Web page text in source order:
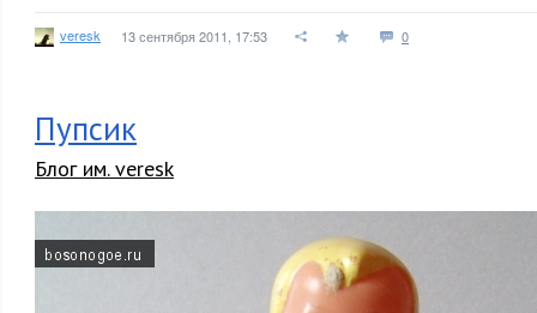
veresk 13 сентября 2011, 17:53 0
Пупсик
Блог им. veresk